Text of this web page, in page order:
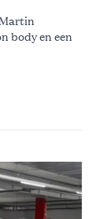
body en een